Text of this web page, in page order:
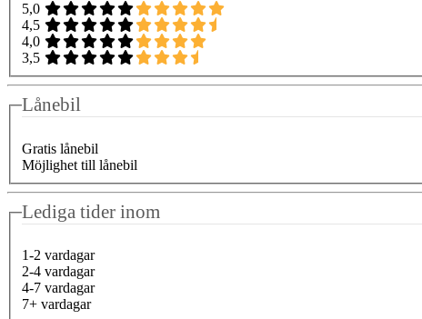
5,0
4,5
4,0
3,5
Lånebil
Gratis lånebil
Möjlighet till lånebil
Lediga tider inom
1-2 vardagar
2-4 vardagar
4-7 vardagar
7+ vardagar